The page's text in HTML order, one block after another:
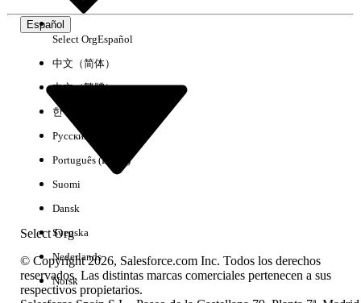
No hay resultados
Español
Select Org
Select OrgEspañol
中文（简体）
中文（繁體）
한국어
Русский
Português (Brasil)
Suomi
Dansk
Svenska
Nederlands
Norsk
© Copyright 2026, Salesforce.com Inc. Todos los derechos
reservados. Las distintas marcas comerciales pertenecen a sus
respectivos propietarios.